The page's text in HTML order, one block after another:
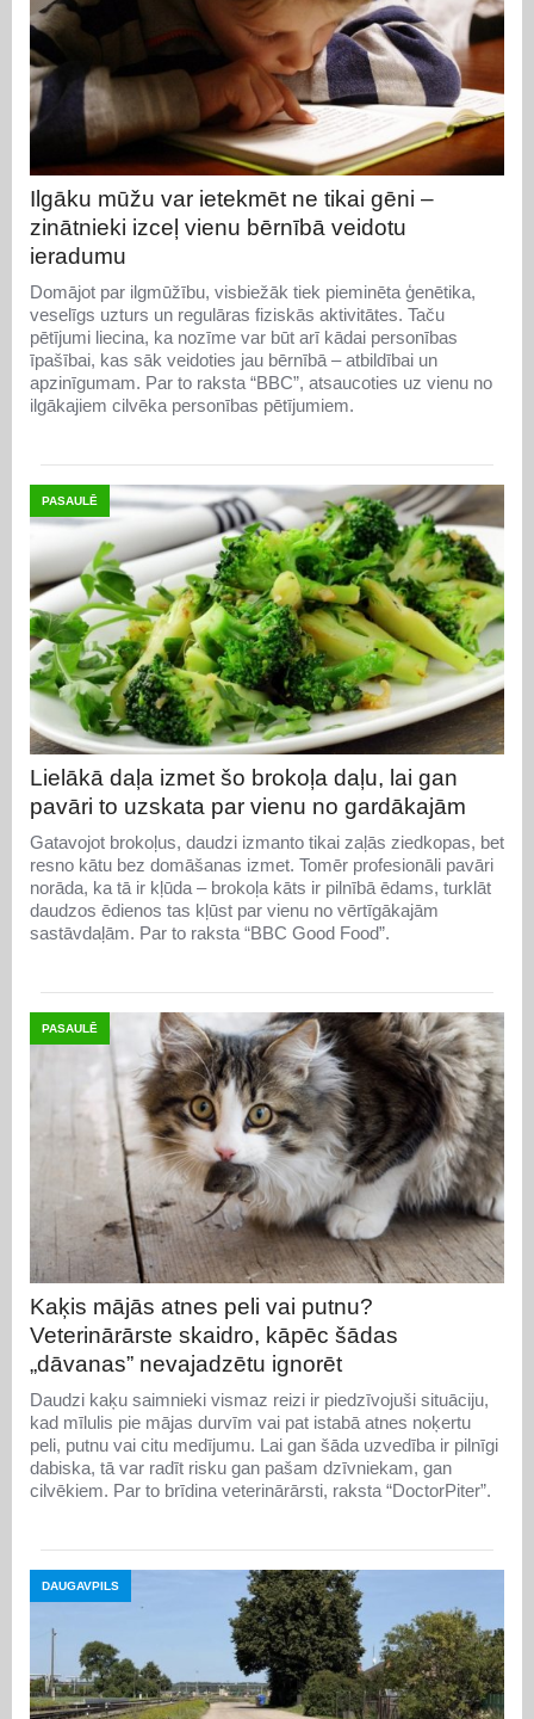
Ilgāku mūžu var ietekmēt ne tikai gēni –
zinātnieki izceļ vienu bērnībā veidotu
ieradumu
Domājot par ilgmūžību, visbiežāk tiek pieminēta ģenētika,
veselīgs uzturs un regulāras fiziskās aktivitātes. Taču
pētījumi liecina, ka nozīme var būt arī kādai personības
īpašībai, kas sāk veidoties jau bērnībā – atbildībai un
apzinīgumam. Par to raksta “BBC”, atsaucoties uz vienu no
ilgākajiem cilvēka personības pētījumiem.
PASAULĒ
Lielākā daļa izmet šo brokoļa daļu, lai gan
pavāri to uzskata par vienu no gardākajām
Gatavojot brokoļus, daudzi izmanto tikai zaļās ziedkopas, bet
resno kātu bez domāšanas izmet. Tomēr profesionāli pavāri
norāda, ka tā ir kļūda – brokoļa kāts ir pilnībā ēdams, turklāt
daudzos ēdienos tas kļūst par vienu no vērtīgākajām
sastāvdaļām. Par to raksta “BBC Good Food”.
PASAULĒ
Kaķis mājās atnes peli vai putnu?
Veterinārārste skaidro, kāpēc šādas
„dāvanas” nevajadzētu ignorēt
Daudzi kaķu saimnieki vismaz reizi ir piedzīvojuši situāciju,
kad mīlulis pie mājas durvīm vai pat istabā atnes noķertu
peli, putnu vai citu medījumu. Lai gan šāda uzvedība ir pilnīgi
dabiska, tā var radīt risku gan pašam dzīvniekam, gan
cilvēkiem. Par to brīdina veterinārārsti, raksta “DoctorPiter”.
DAUGAVPILS